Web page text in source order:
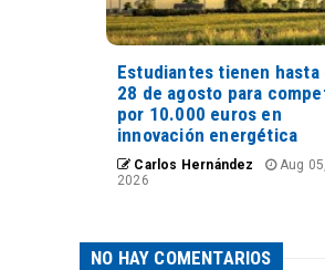
Estudiantes tienen hasta
28 de agosto para
por 10.000 euros en
innovación energética
Carlos Hernández
Aug 05,
2026
NO HAY COMENTARIOS